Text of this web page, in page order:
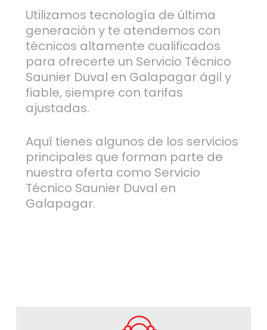
Utilizamos tecnología de última
generación y te atendemos con
técnicos altamente cualificados
para ofrecerte un Servicio Técnico
Saunier Duval en Galapagar ágil y
fiable, siempre con tarifas
ajustadas.
Aquí tienes algunos de los servicios
principales que forman parte de
nuestra oferta como Servicio
Técnico Saunier Duval en
Galapagar.